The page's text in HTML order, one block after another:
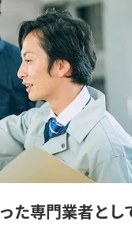
た専門業者とし